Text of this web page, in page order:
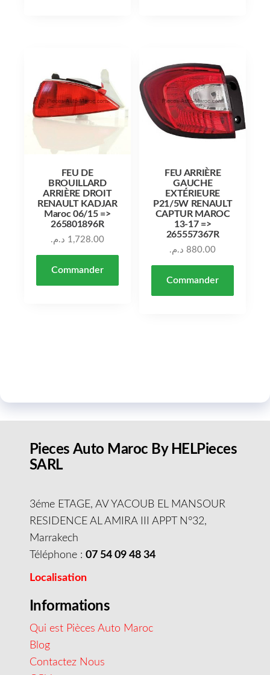
FEU DE
BROUILLARD
ARRIÈRE DROIT
RENAULT KADJAR
Maroc 06/15 =>
265801896R
1,728.00 د.م.
Commander
FEU ARRIÈRE
GAUCHE
EXTÉRIEURE
P21/5W RENAULT
CAPTUR MAROC
13-17 =>
265557367R
880.00 د.م.
Commander
Pieces Auto Maroc By HELPieces
SARL
3éme ETAGE, AV YACOUB EL MANSOUR
RESIDENCE AL AMIRA III APPT N°32,
Marrakech
Téléphone : 07 54 09 48 34
Localisation
Informations
Qui est Pièces Auto Maroc
Blog
Contactez Nous